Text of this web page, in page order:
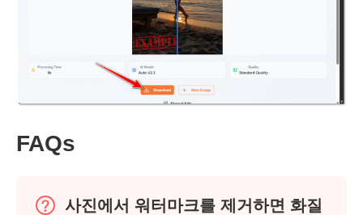
FAQs
사진에서 워터마크를 제거하면 화질